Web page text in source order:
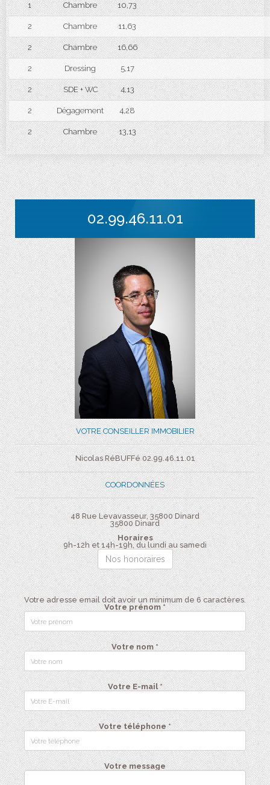
1 Chambre 10,73
2 Chambre 11,63
2 Chambre 16,66
2 Dressing 5,17
2 SDE + WC 4,13
2 Dégagement 4,28
2 Chambre 13,13
02.99.46.11.01
VOTRE CONSEILLER IMMOBILIER
Nicolas RéBUFFé 02.99.46.11.01
COORDONNÉES
48 Rue Levavasseur, 35800 Dinard
35800 Dinard
Horaires
9h-12h et 14h-19h, du lundi au samedi
Nos honoraires
Votre adresse email doit avoir un minimum de 6 caractères.
Votre prénom *
Votre nom *
Votre E-mail *
Votre téléphone *
Votre message